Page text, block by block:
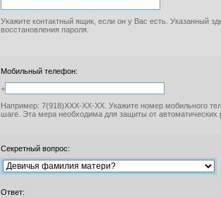
Укажите контактный ящик, если он у Вас есть. Указанный
восстановления пароля.
Мобильный телефон:
+
Например: 7(918)XXX-XX-XX. Укажите номер мобильного
шаге. Эта мера необходима для защиты от автоматических
Секретный вопрос:
Ответ: